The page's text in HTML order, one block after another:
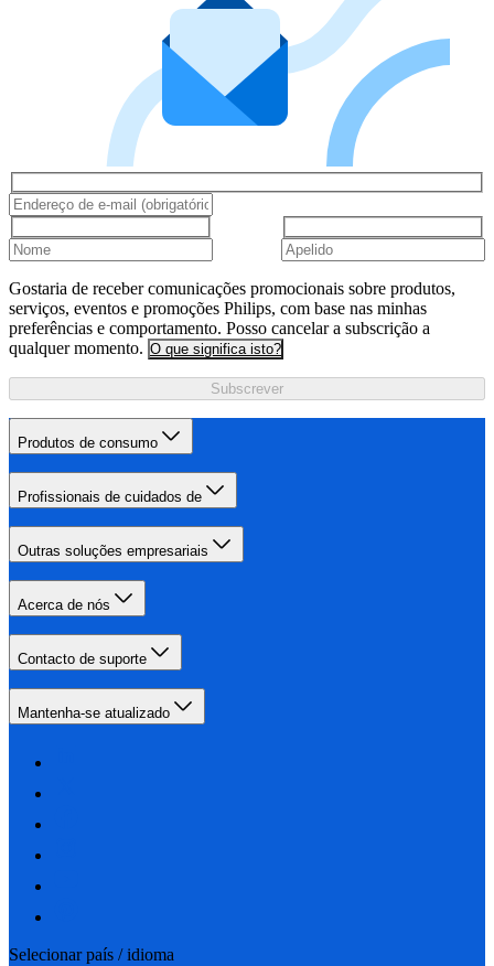
Gostaria de receber comunicações promocionais sobre produtos,
serviços, eventos e promoções Philips, com base nas minhas
preferências e comportamento. Posso cancelar a subscrição a
qualquer momento. O que significa isto?
Subscrever
Produtos de consumo
Profissionais de cuidados de
Outras soluções empresariais
Acerca de nós
Contacto de suporte
Mantenha-se atualizado
Selecionar país / idioma